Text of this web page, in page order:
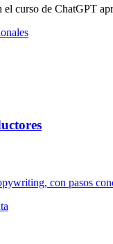
el curso de ChatGPT
con pasos